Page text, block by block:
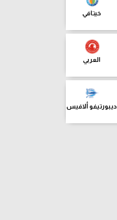
خيتافي
العربي
ديبورتيفو ألافيس